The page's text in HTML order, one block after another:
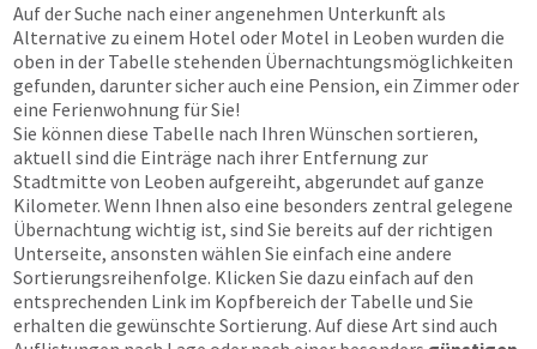
Auf der Suche nach einer angenehmen Unterkunft als
Alternative zu einem Hotel oder Motel in Leoben wurden die
oben in der Tabelle stehenden Übernachtungsmöglichkeiten
gefunden, darunter sicher auch eine Pension, ein Zimmer oder
eine Ferienwohnung für Sie!
Sie können diese Tabelle nach Ihren Wünschen sortieren,
aktuell sind die Einträge nach ihrer Entfernung zur
Stadtmitte von Leoben aufgereiht, abgerundet auf ganze
Kilometer. Wenn Ihnen also eine besonders zentral gelegene
Übernachtung wichtig ist, sind Sie bereits auf der richtigen
Unterseite, ansonsten wählen Sie einfach eine andere
Sortierungsreihenfolge. Klicken Sie dazu einfach auf den
entsprechenden Link im Kopfbereich der Tabelle und Sie
erhalten die gewünschte Sortierung. Auf diese Art sind auch